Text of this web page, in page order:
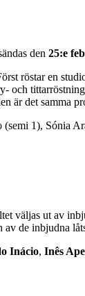
den 25:e
röstar en
och
är det samma
1), Sónia
väljas ut av
de inbjudna
Inácio, Inês